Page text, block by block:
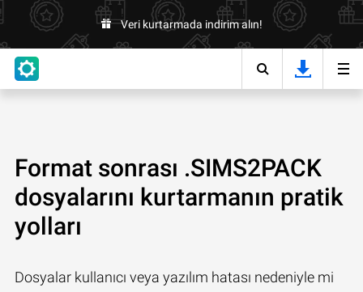
Veri kurtarmada indirim alın!
Format sonrası .SIMS2PACK
dosyalarını kurtarmanın pratik
yolları
Dosyalar kullanıcı veya yazılım hatası nedeniyle mi